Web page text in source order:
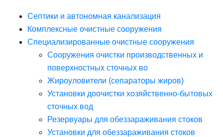
Септики и автономная канализация
Комплексные очистные сооружения
Специализированные очистные сооружения
Сооружения очистки производственных и
поверхностных сточных во
Жироуловители (сепараторы жиров)
Установки доочистки хозяйственно-бытовых
сточных вод
Резервуары для обеззараживания стоков
Установки для обеззараживания стоков